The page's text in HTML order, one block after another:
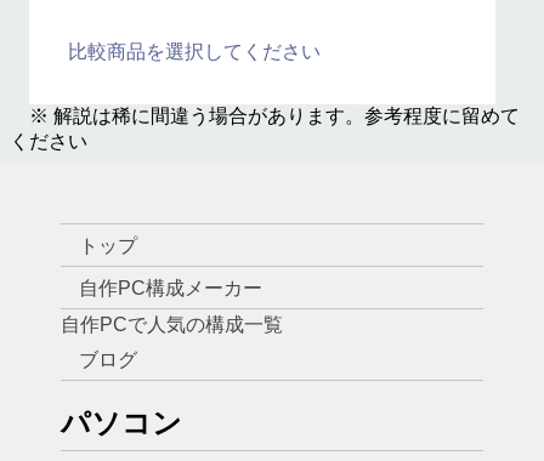
比較商品を選択してください
※ 解説は稀に間違う場合があります。参考程度に留めて
ください
トップ
自作PC構成メーカー
自作PCで人気の構成一覧
ブログ
パソコン